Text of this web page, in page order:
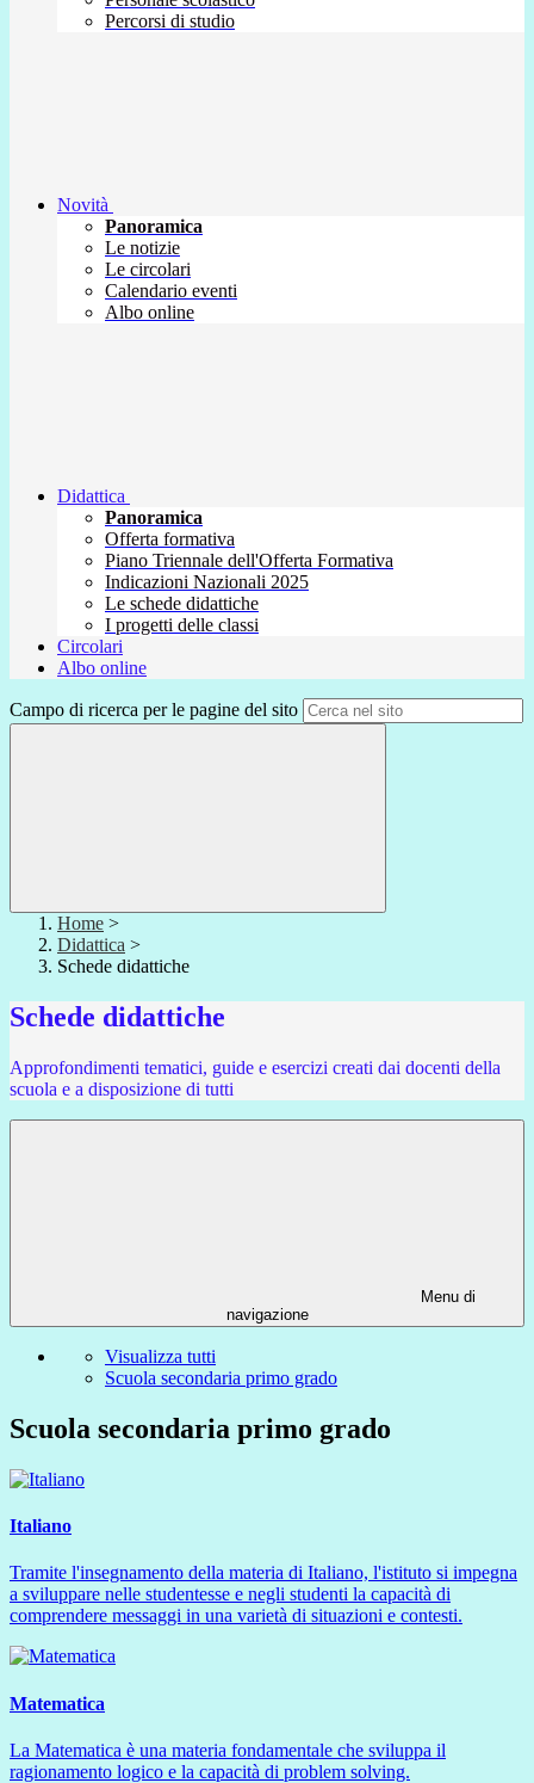
Percorsi di studio
Novità
Panoramica
Le notizie
Le circolari
Calendario eventi
Albo online
Didattica
Panoramica
Offerta formativa
Piano Triennale dell'Offerta Formativa
Indicazioni Nazionali 2025
Le schede didattiche
I progetti delle classi
Circolari
Albo online
Campo di ricerca per le pagine del sito
Home >
Didattica >
Schede didattiche
Schede didattiche
Approfondimenti tematici, guide e esercizi creati dai docenti della
scuola e a disposizione di tutti
Menu di
navigazione
Visualizza tutti
Scuola secondaria primo grado
Scuola secondaria primo grado
Italiano
Tramite l'insegnamento della materia di Italiano, l'istituto si impegna
a sviluppare nelle studentesse e negli studenti la capacità di
comprendere messaggi in una varietà di situazioni e contesti.
Matematica
La Matematica è una materia fondamentale che sviluppa il
ragionamento logico e la capacità di problem solving.